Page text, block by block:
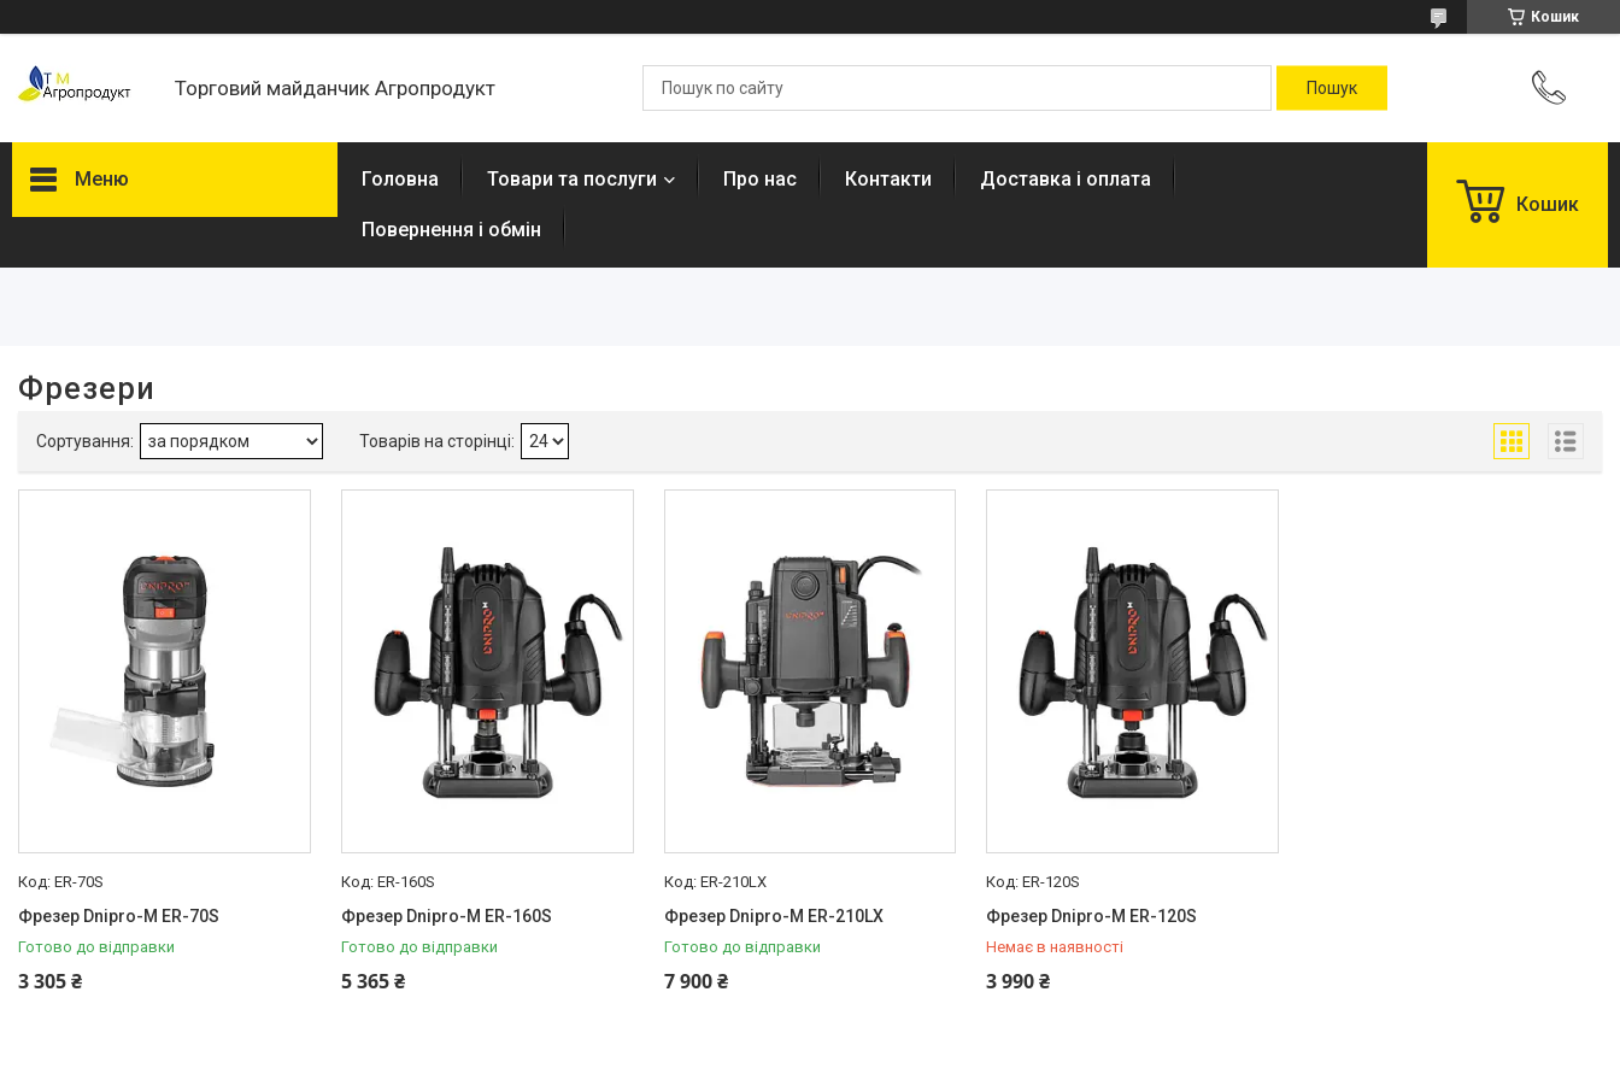
Кошик
Торговий майданчик Агропродукт
Меню
Так 3
Виробник
Товари та послуги
Доставка та оплата
Головна Товари та послуги Про нас Контакти Доставка і оплата
Повернення і обмін
Кошик
Фрезери
ER-70S
Фрезер Dnipro-M ER-70S
Готово до відправки
3 305 ₴
ЕR-160S
Фрезер Dnipro-M ЕR-160S
Готово до відправки
5 365 ₴
ЕR-210LX
Фрезер Dnipro-M ЕR-210LX
Готово до відправки
7 900 ₴
ЕR-120S
Фрезер Dnipro-M ЕR-120S
Немає в наявності
3 990 ₴
+380 (50) 579-79-28